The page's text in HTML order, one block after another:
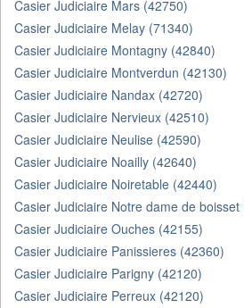
Casier Judiciaire Mars (42750)
Casier Judiciaire Melay (71340)
Casier Judiciaire Montagny (42840)
Casier Judiciaire Montverdun (42130)
Casier Judiciaire Nandax (42720)
Casier Judiciaire Nervieux (42510)
Casier Judiciaire Neulise (42590)
Casier Judiciaire Noailly (42640)
Casier Judiciaire Noiretable (42440)
Casier Judiciaire Notre dame de boisset
Casier Judiciaire Ouches (42155)
Casier Judiciaire Panissieres (42360)
Casier Judiciaire Parigny (42120)
Casier Judiciaire Perreux (42120)